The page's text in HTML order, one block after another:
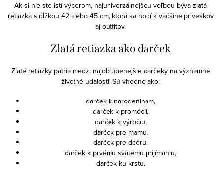
Ak si nie ste istí výberom, najuniverzálnejšou voľbou býva zlatá
retiazka s dĺžkou 42 alebo 45 cm, ktorá sa hodí k väčšine príveskov
aj outfitov.
Zlatá retiazka ako darček
Zlaté retiazky patria medzi najobľúbenejšie darčeky na významné
životné udalosti. Sú vhodné ako:
darček k narodeninám,
darček k promócii,
darček k výročiu,
darček pre mamu,
darček pre dcéru,
darček k prvému svätému prijímaniu,
darček ku krstu.